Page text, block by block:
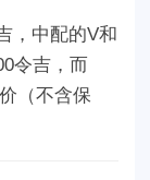
，中配的V和
令吉，而
（不含保